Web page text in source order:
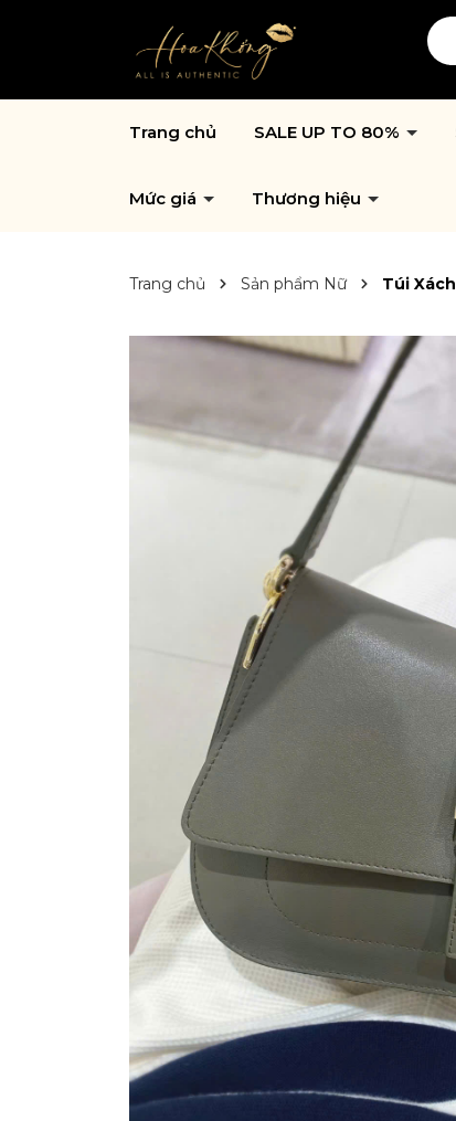
Trang chủ SALE UP TO 80%
Mức giá Thương hiệu
Trang chủ Sản phẩm Nữ Túi